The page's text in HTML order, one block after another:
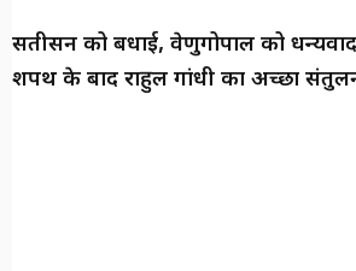
सतीसन को बधाई, वेणुगोपाल को
शपथ के बाद राहुल गांधी का अच्छा